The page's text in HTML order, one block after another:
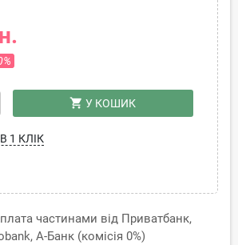
shopping_cart У КОШИК
1 КЛІК
частинами від Приватбанк,
А-Банк (комісія 0%)